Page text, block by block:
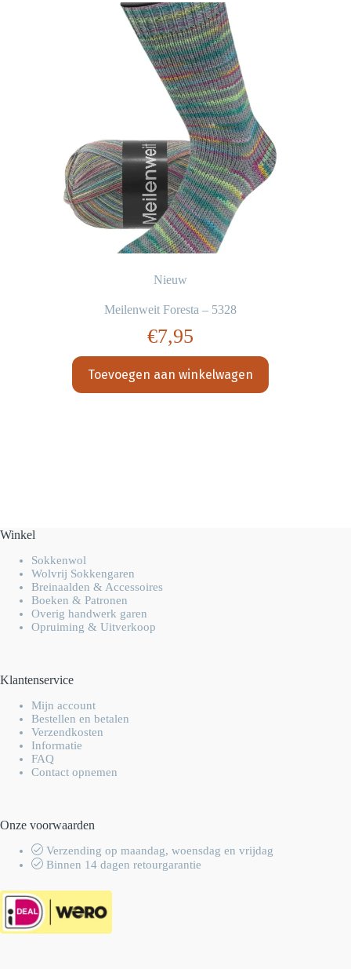
Nieuw
Meilenweit Foresta – 5328
€7,95
Toevoegen aan winkelwagen
Winkel
Sokkenwol
Wolvrij Sokkengaren
Breinaalden & Accessoires
Boeken & Patronen
Overig handwerk garen
Opruiming & Uitverkoop
Klantenservice
Mijn account
Bestellen en betalen
Verzendkosten
Informatie
FAQ
Contact opnemen
Onze voorwaarden
Verzending op maandag, woensdag en vrijdag
Binnen 14 dagen retourgarantie